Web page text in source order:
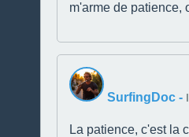
m'arme de patience,
SurfingDoc -
La patience, c'est la